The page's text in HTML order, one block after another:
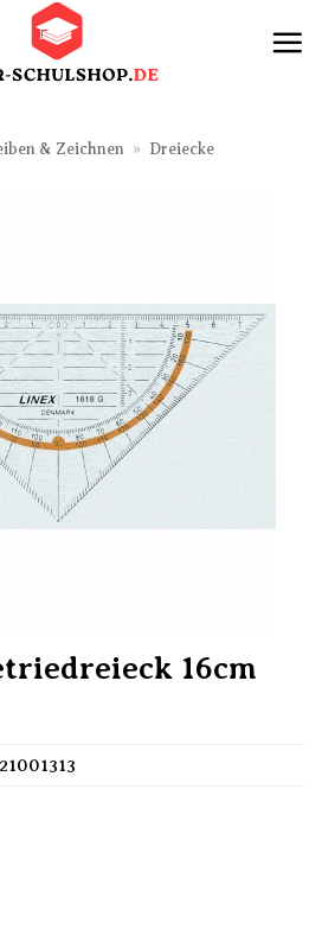
& Zeichnen » Dreiecke
16cm